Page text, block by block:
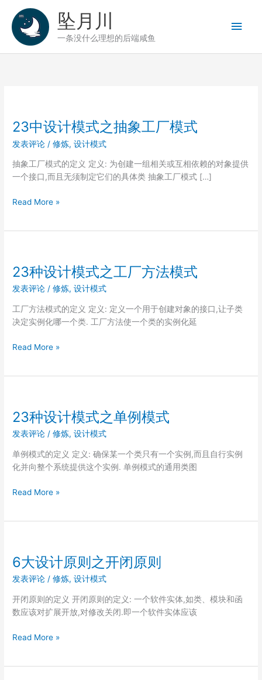
坠月川
一条没什么理想的后端咸鱼
主
菜
23中设计模式之抽象工厂模式
发表评论 /修炼,设计模式
抽象工厂模式的定义 定义: 为创建一组相关或互相依赖的对象提供
一个接口,而且无须制定它们的具体类 抽象工厂模式 […]
23
式
之
抽
象
工
模
Read More »
23种设计模式之工厂方法模式
发表评论 /修炼,设计模式
工厂方法模式的定义 定义: 定义一个用于创建对象的接口,让子类
决定实例化哪一个类. 工厂方法使一个类的实例化延
23
式
之
工
厂
方
模
Read More »
23种设计模式之单例模式
发表评论 /修炼,设计模式
单例模式的定义 定义: 确保某一个类只有一个实例,而且自行实例
化并向整个系统提供这个实例. 单例模式的通用类图
23
式
之
单
例
模
Read More »
6大设计原则之开闭原则
发表评论 /修炼,设计模式
开闭原则的定义 开闭原则的定义: 一个软件实体,如类、模块和函
数应该对扩展开放,对修改关闭.即一个软件实体应该
6
Read More »